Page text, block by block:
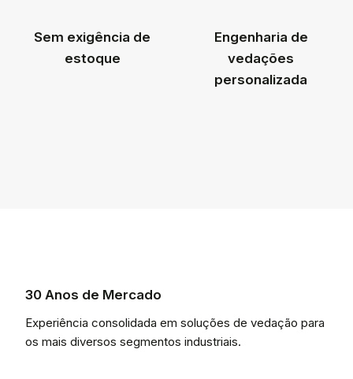
Sem exigência de
estoque
Engenharia de
vedações
personalizada
30 Anos de Mercado
Experiência consolidada em soluções de vedação para
os mais diversos segmentos industriais.